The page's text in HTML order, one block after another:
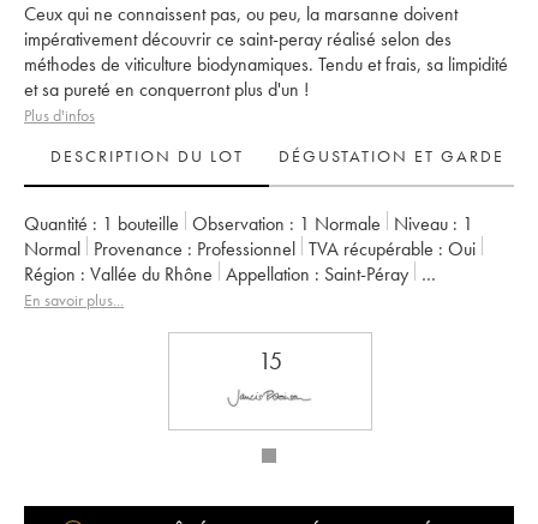
Ceux qui ne connaissent pas, ou peu, la marsanne doivent
impérativement découvrir ce saint-peray réalisé selon des
méthodes de viticulture biodynamiques. Tendu et frais, sa limpidité
et sa pureté en conquerront plus d'un !
Plus d'infos
DESCRIPTION DU LOT
DÉGUSTATION ET GARDE
Quantité : 1 bouteille Observation : 1 Normale Niveau : 1
Normal
Provenance : professionnel TVA récupérable :
oui
Région :
Vallée du Rhône Appellation :
Saint-Péray
Propriétaire :
En savoir plus...
15